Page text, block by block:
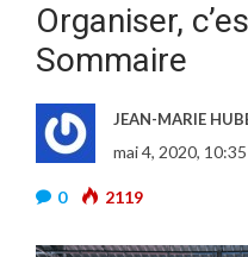
Organiser,
Sommaire
JEAN-MARIE
mai 4, 2020, 10:35
0 2119